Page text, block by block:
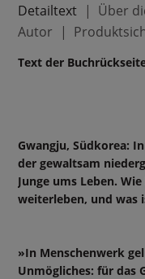
Detailtext
Über
Autor
Text der
Gwangju, Südkorea:
der gewaltsam
Junge ums Leben.
weiterleben, und was
»In Menschenwerk
Unmögliches: für das